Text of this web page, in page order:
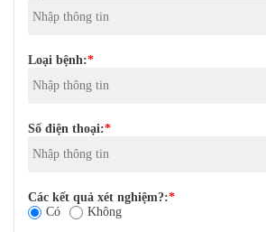
Loại bệnh:*
Số điện thoại:*
Các kết quả xét nghiệm?:*
Có
Không